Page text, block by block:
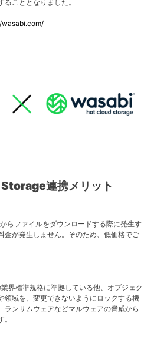
ること となりました。
wasabi.com/
連携メリット
らファイルをダウンロードする際に発生す
金が発生しません。そのため、低価格でご
界標準規格に準拠している他、オブジェク
領域を、変更できないようにロックする機
ランサムウェアなどマルウェアの脅威から